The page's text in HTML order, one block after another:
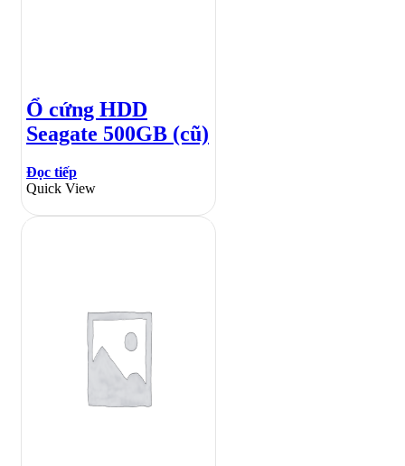
Ổ cứng HDD
Seagate 500GB (cũ)
Đọc tiếp
Quick View